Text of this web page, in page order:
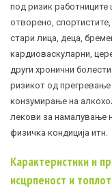
под ризик
отворено,
стари лица, деца,
кардиоваскуларни,
други хронични
ризикот од прегревање
конзумирање на
лекови за намалување
физичка кондиција итн.
Карактеристики и
исцрпеност и